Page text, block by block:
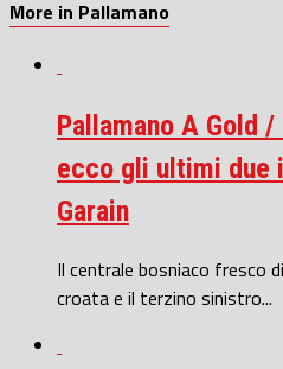
More in Pallamano
Pallamano A Gold
ecco gli ultimi due
Garain
Il centrale bosniaco fresco
croata e il terzino sinistro...